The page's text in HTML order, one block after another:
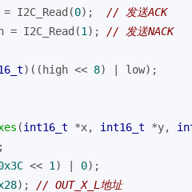
I2C_Read(0); // 发送ACK
= I2C_Read(1 ); // 发送NACK
)((high << 8) | low);
(int16_t *x, int16_t *y,
<< 1 ) | 0);
); // OUT_X_L地址